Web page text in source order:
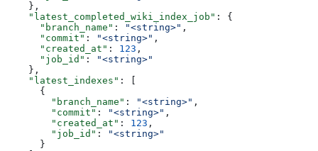
    },
    "latest_completed_wiki_index_job"
: {
      "branch_name"
: "<string>" ,
      "commit"
: "<string>" ,
      "created_at"
: 123 ,
      "job_id"
:
"<string>"
    },
    "latest_indexes"
: [
      {
        "branch_name"
: "<string>" ,
        "commit"
: "<string>" ,
        "created_at"
: 123 ,
        "job_id"
:
"<string>"
      }